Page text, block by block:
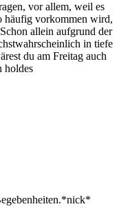
vor allem, weil es
häufig vorkommen wird,
allein aufgrund der
in tiefe
du am Freitag auch
holdes